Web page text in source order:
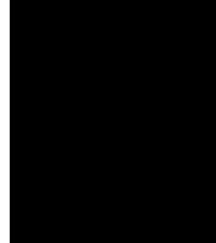
Gigabyte
Gigabyte MO27Q28G,
Monitör Boyutu
Monitör boyutu seçimi,